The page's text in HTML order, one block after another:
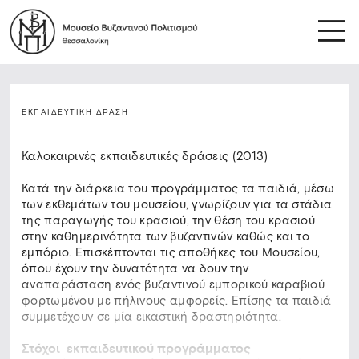
ΕΚΠΑΙΔΕΥΤΙΚΉ ΔΡΆΣΗ
Καλοκαιρινές εκπαιδευτικές δράσεις (2013)
Κατά την διάρκεια του προγράμματος τα παιδιά, μέσω
των εκθεμάτων του μουσείου, γνωρίζουν για τα στάδια
της παραγωγής του κρασιού, την θέση του κρασιού
στην καθημερινότητα των βυζαντινών καθώς και το
εμπόριο. Επισκέπτονται τις αποθήκες του Μουσείου,
όπου έχουν την δυνατότητα να δουν την
αναπαράσταση ενός βυζαντινού εμπορικού καραβιού
φορτωμένου με πήλινους αμφορείς. Επίσης τα παιδιά
συμμετέχουν σε μία εικαστική δραστηριότητα.
Στόχοι εκπαιδευτικού προγράμματος